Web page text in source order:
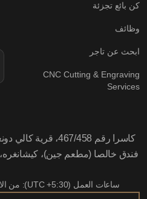
كن بائع تجزئة
وظائف
ابحث عن تاجر
CNC Cutting & Engraving
Services
كاسرا رقم 467/458،
فندق خالصا (مطعم جين)، كيشانغره، أجمر،
ساعات العمل (UTC +5:30): من الاثنين إلى السبت 0930-1830 ساعة